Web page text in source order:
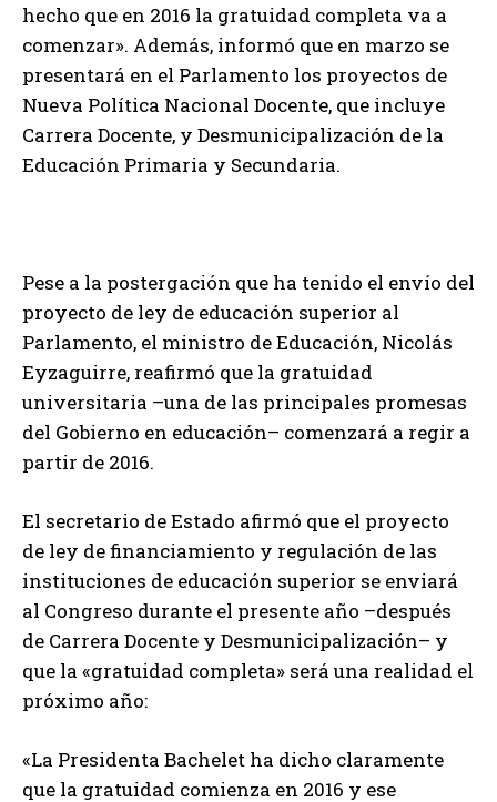
hecho que en 2016 la gratuidad completa va a
comenzar». Además, informó que en marzo se
presentará en el Parlamento los proyectos de
Nueva Política Nacional Docente, que incluye
Carrera Docente, y Desmunicipalización de la
Educación Primaria y Secundaria.
Pese a la postergación que ha tenido el envío del
proyecto de ley de educación superior al
Parlamento, el ministro de Educación, Nicolás
Eyzaguirre, reafirmó que la gratuidad
universitaria –una de las principales promesas
del Gobierno en educación– comenzará a regir a
partir de 2016.
El secretario de Estado afirmó que el proyecto
de ley de financiamiento y regulación de las
instituciones de educación superior se enviará
al Congreso durante el presente año –después
de Carrera Docente y Desmunicipalización– y
que la «gratuidad completa» será una realidad el
próximo año:
«La Presidenta Bachelet ha dicho claramente
que la gratuidad comienza en 2016 y ese